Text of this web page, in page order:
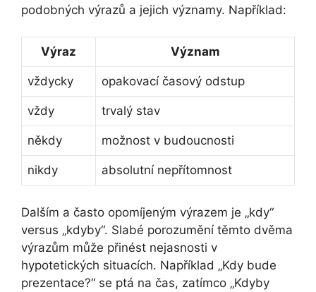
podobných výrazů a jejich významy. Například:
Výraz Význam
vždycky opakovací časový odstup
vždy trvalý stav
někdy možnost v budoucnosti
nikdy absolutní nepřítomnost
Dalším a často opomíjeným výrazem je „kdy“
versus „kdyby“. Slabé porozumění těmto dvěma
výrazům může přinést nejasnosti v
hypotetických situacích. Například „Kdy bude
prezentace?“ se ptá na čas, zatímco „Kdyby